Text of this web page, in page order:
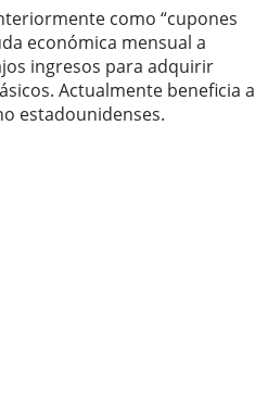
como “cupones
económica mensual a
ingresos para adquirir
Actualmente beneficia a
estadounidenses.